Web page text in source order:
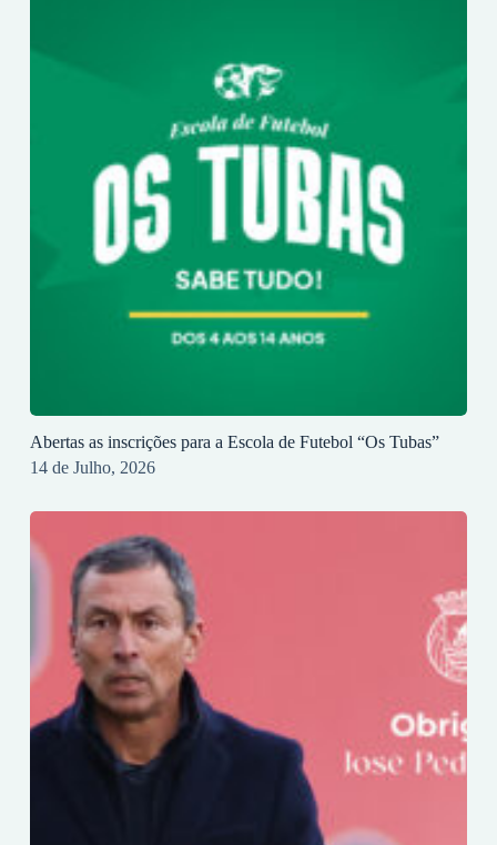
Abertas as inscrições para a Escola de Futebol “Os Tubas”
14 de Julho, 2026